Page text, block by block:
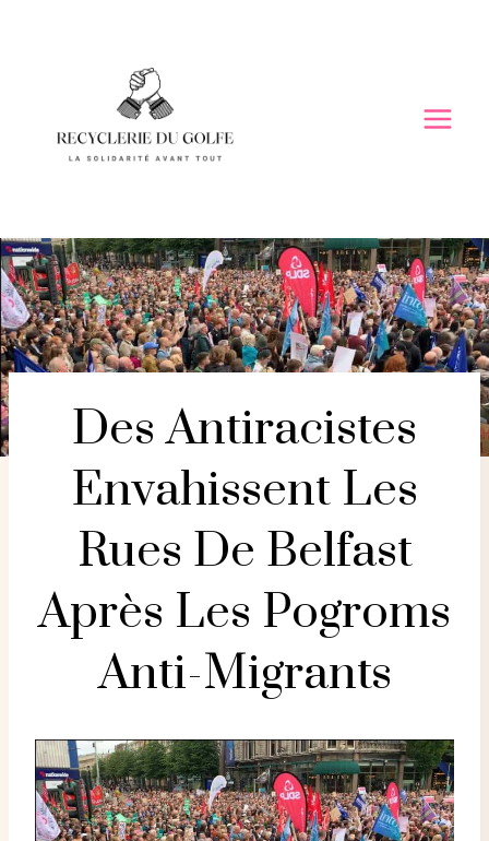
Des Antiracistes
Envahissent Les
Rues De Belfast
Après Les Pogroms
Anti-Migrants